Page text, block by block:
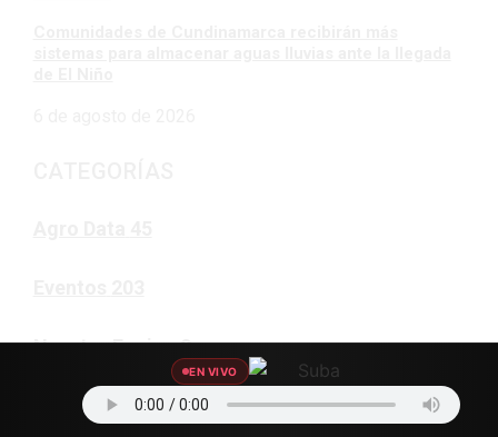
Nuestro Equipo2
Artistas 188
EN VIVO